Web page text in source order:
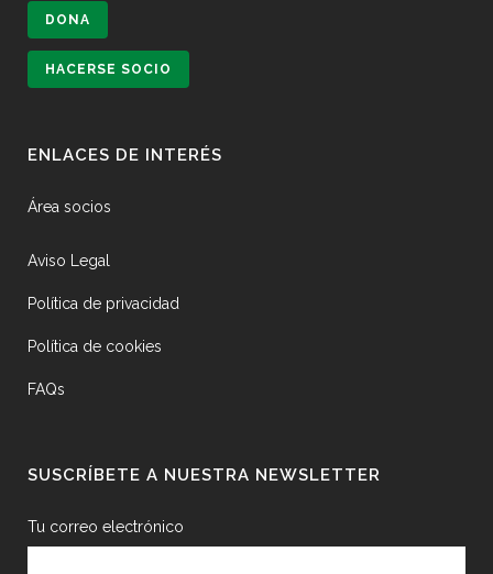
DONA
HACERSE SOCIO
ENLACES DE INTERÉS
Área socios
Aviso Legal
Política de privacidad
Política de cookies
FAQs
SUSCRÍBETE A NUESTRA NEWSLETTER
Tu correo electrónico